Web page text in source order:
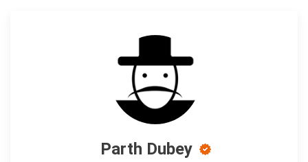
Parth Dubey